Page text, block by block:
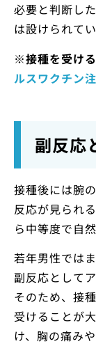
必要と判断し
は設けられてい
※接種を受け
ルスワクチン
副反応
接種後には腕
反応が見られ
ら中等度で自
若年男性では
副反応として
そのため、接
受けることが
け、胸の痛み